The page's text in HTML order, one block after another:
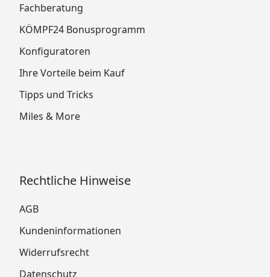
Fachberatung
KÖMPF24 Bonusprogramm
Konfiguratoren
Ihre Vorteile beim Kauf
Tipps und Tricks
Miles & More
Rechtliche Hinweise
AGB
Kundeninformationen
Widerrufsrecht
Datenschutz